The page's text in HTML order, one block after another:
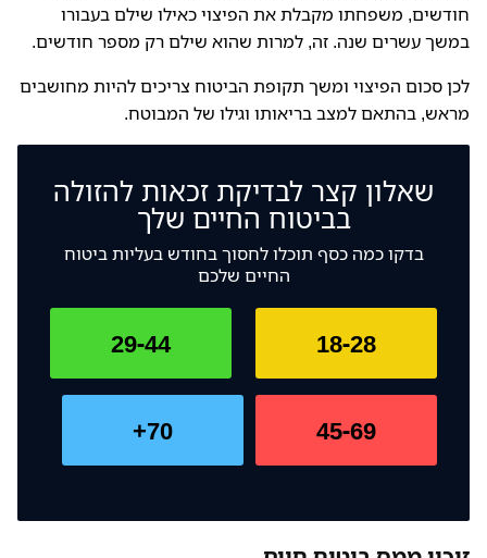
חודשים, משפחתו מקבלת את הפיצוי כאילו שילם בעבורו
במשך עשרים שנה. זה, למרות שהוא שילם רק מספר חודשים.
לכן סכום הפיצוי ומשך תקופת הביטוח צריכים להיות מחושבים
מראש, בהתאם למצב בריאותו וגילו של המבוטח.
שאלון קצר לבדיקת זכאות להזולה
בביטוח החיים שלך
בדקו כמה כסף תוכלו לחסוך בחודש בעליות ביטוח
החיים שלכם
18-28
29-44
45-69
70+